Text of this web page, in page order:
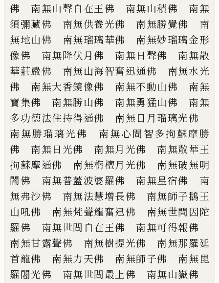
佛 南無山聲自在王佛 南無山積佛 南無
須彌藏佛 南無供養光佛
南無勝覺佛 南
無地山佛 南無瑠璃華佛
南無妙瑠璃金形
像佛 南無降伏月佛 南無日聲佛 南無散
華莊嚴佛 南無山海智奮迅通佛 南無水光
佛 南無大香鏡像佛
南無不動山佛 南無
寶集佛 南無勝山佛
南無勇猛山佛 南無
多功德法住持得通佛
南無日月瑠璃光佛
南無勝瑠璃光佛 南無心間智多拘蘇摩勝
佛 南無日光佛 南無月光佛 南無散華王
拘蘇摩通佛 南無栴檀月光佛 南無破無明
闇佛 南無普蓋波婆羅佛 南無星宿佛 南
無弗沙佛 南無法慧增長佛 南無師子鵝王
山吼佛 南無梵聲龍奮迅佛 南無世間因陀
羅佛 南無世間自在王佛 南無可得報佛
南無甘露聲佛 南無樹提光佛 南無那羅延
首龍佛 南無力天佛 南無師子佛 南無毘
羅闍光佛 南無世間最上佛 南無山嶽佛